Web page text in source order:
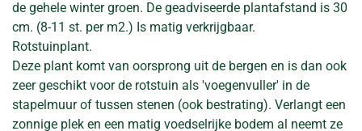
de gehele winter groen. De geadviseerde plantafstand is 30
cm. (8-11 st. per m2.) Is matig verkrijgbaar.
Rotstuinplant.
Deze plant komt van oorsprong uit de bergen en is dan ook
zeer geschikt voor de rotstuin als 'voegenvuller' in de
stapelmuur of tussen stenen (ook bestrating). Verlangt een
zonnige plek en een matig voedselrijke bodem al neemt ze